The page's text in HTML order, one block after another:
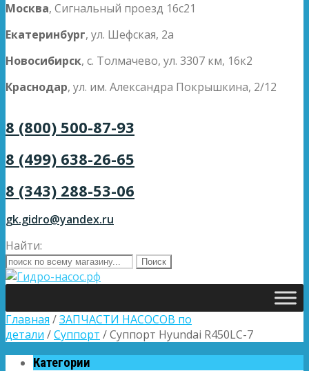
Москва, Сигнальный проезд 16с21
Екатеринбург, ул. Шефская, 2а
Новосибирск, с. Толмачево, ул. 3307 км, 16к2
Краснодар, ул. им. Александра Покрышкина, 2/12
8 (800) 500-87-93
8 (499) 638-26-65
8 (343) 288-53-06
gk.gidro@yandex.ru
Найти:
Главная /ЗАПЧАСТИ НАСОСОВ по
детали /Суппорт / Суппорт Hyundai R450LC-7
Категории